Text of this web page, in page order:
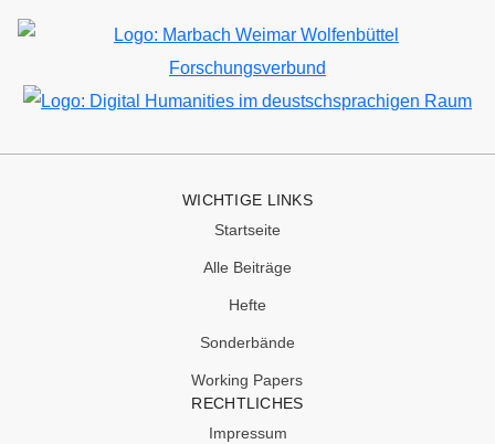
Bild
Bild
WICHTIGE LINKS
Startseite
Alle Beiträge
Hefte
Sonderbände
Working Papers
RECHTLICHES
Impressum